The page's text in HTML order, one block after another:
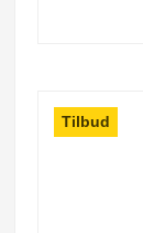
Tilbud